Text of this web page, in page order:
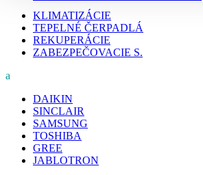
KLIMATIZÁCIE
TEPELNÉ ČERPADLÁ
REKUPERÁCIE
ZABEZPEČOVACIE S.
a
DAIKIN
SINCLAIR
SAMSUNG
TOSHIBA
GREE
JABLOTRON